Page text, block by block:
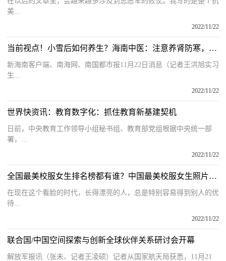
美...
2022/11/22
当前视点！小雪后如何养生？海南中医：注意养肾防寒，推荐3个养生食谱
新海南客户端、南海网、南国都市报11月22日消息（记者王洪旭实习
生...
2022/11/22
世界快资讯：教育数字化：抓住教育新基建契机
日前，中央教育工作领导小组秘书组、教育部党组根据中央统一部
署，...
2022/11/22
全国最美校服女生排名榜都有谁？中国最美校服女生照片大全有谁？
在现在这个看脸的时代，长得漂亮的人，总是特别容易得到别人的优
待...
2022/11/22
联合国/中国空间探索与创新全球伙伴关系研讨会开幕
解放军报讯（张未、记者王凌硕）记者从国家航天局获悉，11月21